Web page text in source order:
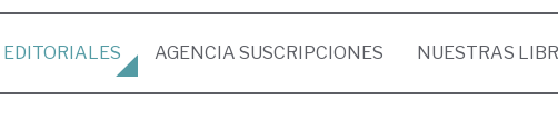
EDITORIALES AGENCIA SUSCRIPCIONES NUESTRAS